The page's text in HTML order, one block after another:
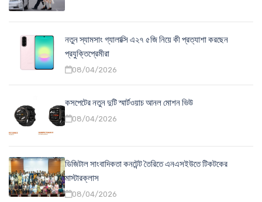
নতুন স্যামসাং গ্যালাক্সি এ২৭ ৫জি নিয়ে কী প্রত্যাশা করছেন
প্রযুক্তিপ্রেমীরা
08/04/2026
কসপেটের নতুন দুটি স্মার্টওয়াচ আনল মোশন ভিউ
08/04/2026
ডিজিটাল সাংবাদিকতা কনটেন্ট তৈরিতে এনএসইউতে টিকটকের
মাস্টারক্লাস
08/04/2026